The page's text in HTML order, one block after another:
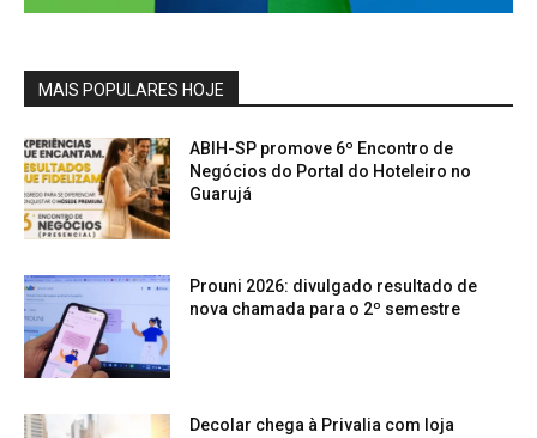
MAIS POPULARES HOJE
ABIH-SP promove 6º Encontro de
Negócios do Portal do Hoteleiro no
Guarujá
Prouni 2026: divulgado resultado de
nova chamada para o 2º semestre
Decolar chega à Privalia com loja